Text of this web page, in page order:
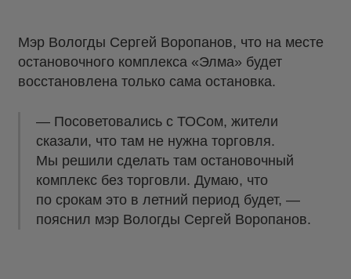
Мэр Вологды Сергей Воропанов, что на месте
остановочного комплекса «Элма» будет
восстановлена только сама остановка.
— Посоветовались с ТОСом, жители
сказали, что там не нужна торговля.
Мы решили сделать там остановочный
комплекс без торговли. Думаю, что
по срокам это в летний период будет, —
пояснил мэр Вологды Сергей Воропанов.